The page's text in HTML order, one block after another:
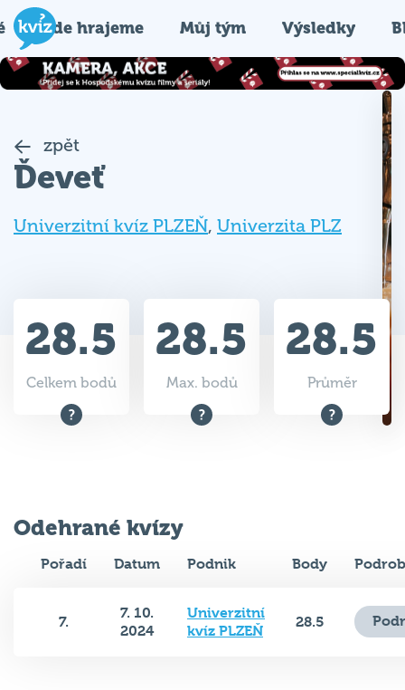
Kde hrajeme Můj tým Výsledky
zpět
Ďeveť
Univerzitní kvíz PLZEŇ, Univerzita PLZ
28.5
Celkem bodů
28.5
Max. bodů
28.5
Průměr
Odehrané kvízy
Pořadí Datum Podnik Body
7.
7. 10.
2024
Univerzitní
kvíz PLZEŇ
28.5